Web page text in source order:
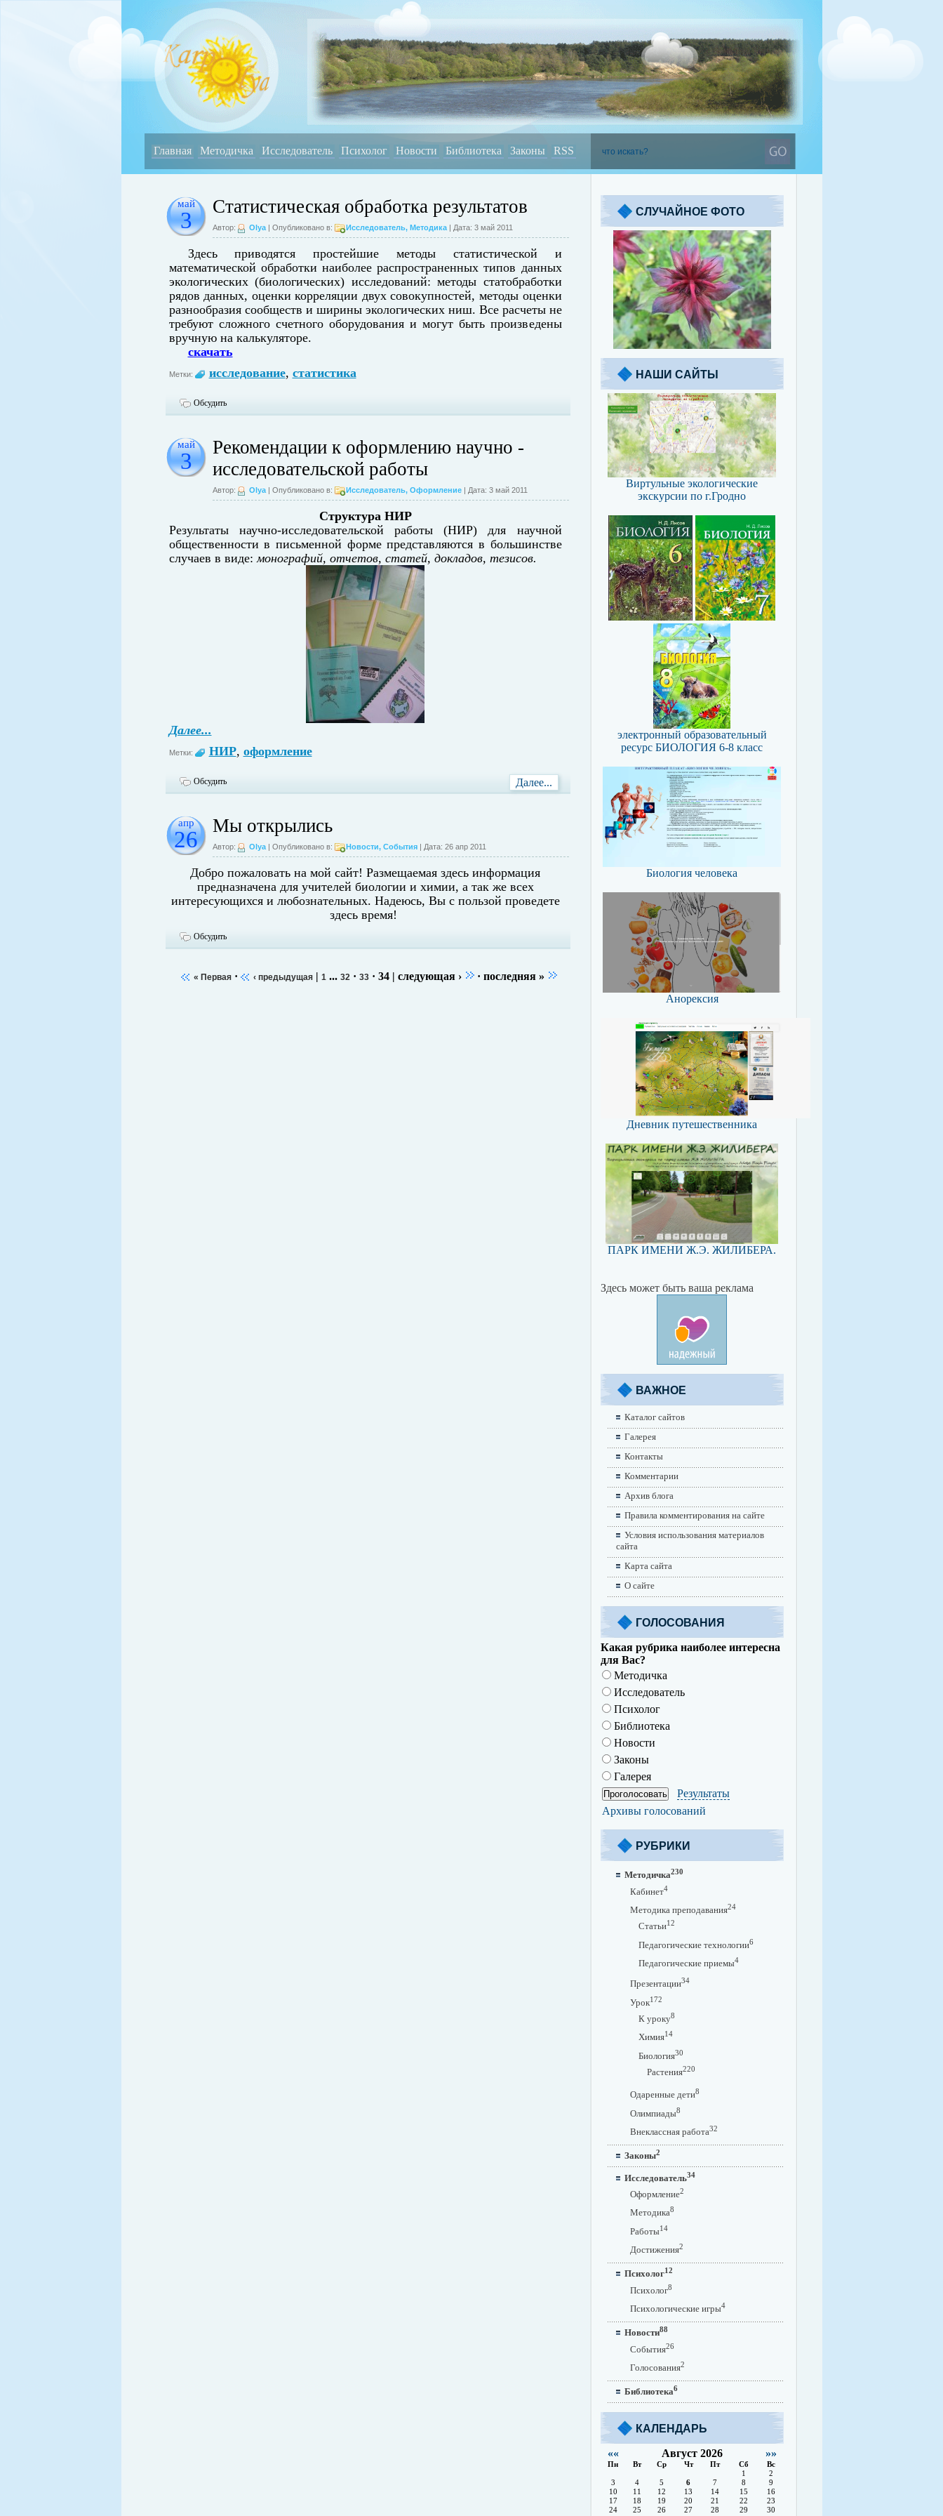
Главная Методичка Исследователь Психолог Новости Библиотека Законы RSS
май
3
Статистическая обработка результатов
Автор: Olya| Опубликовано в: Исследователь, Методика| Дата: 3 май 2011
Здесь приводятся простейшие методы статистической и
математической обработки наиболее распространенных типов данных
экологических (биологических) исследований: методы статобработки
рядов данных, оценки корреляции двух совокупностей, методы оценки
разнообразия сообществ и ширины экологических ниш. Все расчеты не
требуют сложного счетного оборудования и могут быть произведены
вручную на калькуляторе.
скачать
Метки: исследование, статистика
Обсудить
май
3
Рекомендации к оформлению научно -
исследовательской работы
Автор: Olya| Опубликовано в: Исследователь, Оформление| Дата: 3 май 2011
Структура НИР
Результаты
научно-исследовательской работы (НИР) для научной
общественности в письменной форме представляются в большинстве
случаев в виде:монографий, отчетов, статей, докладов, тезисов.
Далее...
Метки: НИР, оформление
Обсудить Далее...
апр
26
Мы открылись
Автор: Olya| Опубликовано в: Новости, События| Дата: 26 апр 2011
Добро пожаловать на мой сайт! Размещаемая здесь информация
предназначена для учителей биологии и химии, а так же всех
интересующихся и любознательных. Надеюсь, Вы с пользой проведете
здесь время!
Обсудить
« Первая· ‹ предыдущая| 1 ... 32 · 33· 34| следующая › · последняя »
СЛУЧАЙНОЕ ФОТО
НАШИ САЙТЫ
Виртульные экологические
экскурсии по г.Гродно
электронный образовательный
ресурс БИОЛОГИЯ 6-8 класс
Биология человека
Анорексия
Дневник путешественника
ПАРК ИМЕНИ Ж.Э. ЖИЛИБЕРА.
Здесь может быть ваша реклама
ВАЖНОЕ
Каталог сайтов
Галерея
Контакты
Комментарии
Архив блога
Правила комментирования на сайте
Условия использования материалов
сайта
Карта сайта
О сайте
ГОЛОСОВАНИЯ
Какая рубрика наиболее интересна
для Вас?
Методичка
Исследователь
Психолог
Библиотека
Новости
Законы
Галерея
Результаты
Архивы голосований
РУБРИКИ
Методичка230
Кабинет4
Методика преподавания24
Статьи12
Педагогические технологии6
Педагогические приемы4
Презентации34
Урок172
К уроку8
Химия14
Биология30
Растения220
Одаренные дети8
Олимпиады8
Внеклассная работа32
Законы2
Исследователь34
Оформление2
Методика8
Работы14
Достижения2
Психолог12
Психолог8
Психологические игры4
Новости88
События26
Голосования2
Библиотека6
КАЛЕНДАРЬ
«« Август 2026 »»
Пн Вт Ср Чт Пт Сб
Вс
1
2
3
4 5 6 7 8
9
10
11 12 13 14 15
16
17
18 19 20 21 22
23
24
25 26 27 28 29
30